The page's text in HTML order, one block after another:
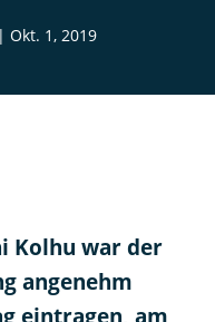
| Okt. 1, 2019
Kolhu war der
angenehm